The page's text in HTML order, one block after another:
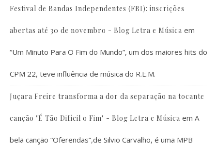
Festival de Bandas Independentes (FBI): inscrições
abertas até 30 de novembro - Blog Letra e Música em
“Um Minuto Para O Fim do Mundo”, um dos maiores hits do
CPM 22, teve influência de música do R.E.M.
Juçara Freire transforma a dor da separação na tocante
canção "É Tão Difícil o Fim" - Blog Letra e Música em A
bela canção “Oferendas”,de Silvio Carvalho, é uma MPB